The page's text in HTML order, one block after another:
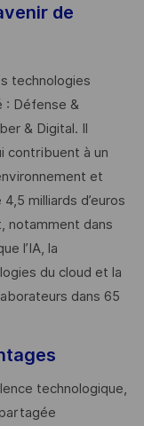
de
technologies
: Défense &
& Digital. Il
contribuent à un
et
milliards d’euros
notamment dans
l’IA, la
du cloud et la
dans 65
technologique,